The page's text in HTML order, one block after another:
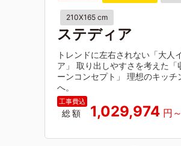
210X165 cm
ステディア
トレンドに左右されない「大人
ア」 取り出しやすさを考えた「
ーンコンセプト」 理想のキッチ
へ。
総額 1,029,974